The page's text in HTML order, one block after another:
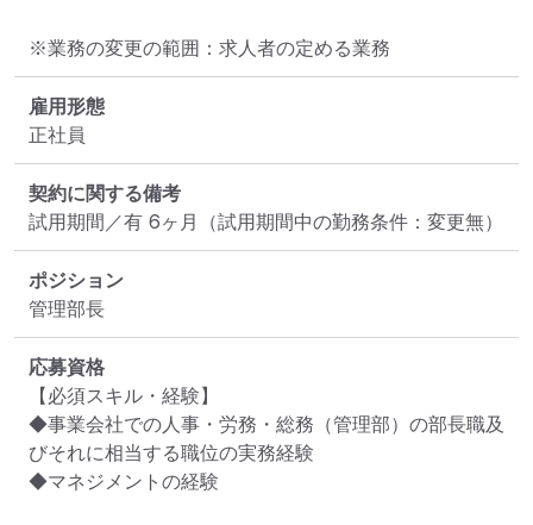
※業務の変更の範囲：求人者の定める業務
雇用形態
正社員
契約に関する備考
試用期間／有 6ヶ月（試用期間中の勤務条件：変更無）
ポジション
管理部長
応募資格
【必須スキル・経験】
◆事業会社での人事・労務・総務（管理部）の部長職及
びそれに相当する職位の実務経験
◆マネジメントの経験